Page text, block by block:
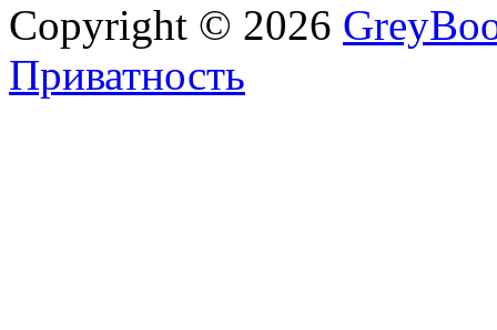
Copyright © 2026
Приватность